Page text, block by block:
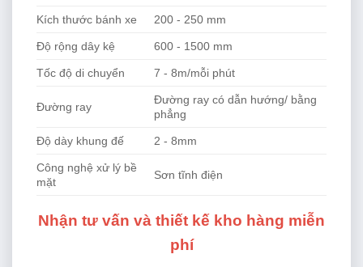
Kích thước bánh xe 200 - 250 mm
Độ rộng dây kệ 600 - 1500 mm
Tốc độ di chuyển 7 - 8m/mỗi phút
Đường ray
Đường ray có dẫn hướng/ bằng
phẳng
Độ dày khung đế 2 - 8mm
Công nghệ xử lý bề
mặt
Sơn tĩnh điện
Nhận tư vấn và thiết kế kho hàng miễn
phí